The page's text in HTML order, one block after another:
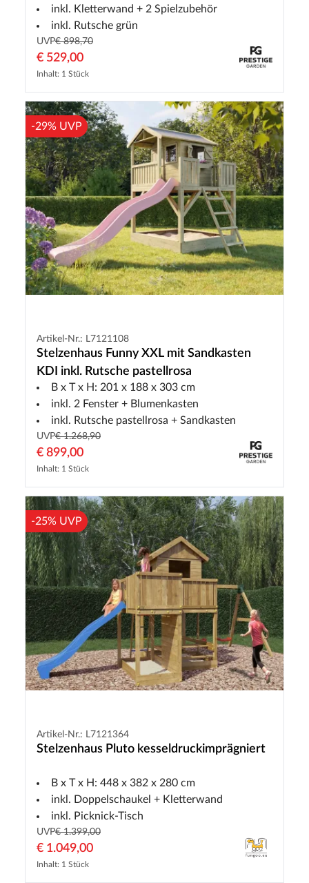
inkl. Kletterwand + 2 Spielzubehör
inkl. Rutsche grün
UVP€ 898,70
€ 529,00
Inhalt: 1 Stück
-29% UVP
Artikel-Nr.: L7121108
Stelzenhaus Funny XXL mit Sandkasten
KDI inkl. Rutsche pastellrosa
B x T x H: 201 x 188 x 303 cm
inkl. 2 Fenster + Blumenkasten
inkl. Rutsche pastellrosa + Sandkasten
UVP€ 1.268,90
€ 899,00
Inhalt: 1 Stück
-25% UVP
Artikel-Nr.: L7121364
Stelzenhaus Pluto kesseldruckimprägniert
B x T x H: 448 x 382 x 280 cm
inkl. Doppelschaukel + Kletterwand
inkl. Picknick-Tisch
UVP€ 1.399,00
€ 1.049,00
Inhalt: 1 Stück